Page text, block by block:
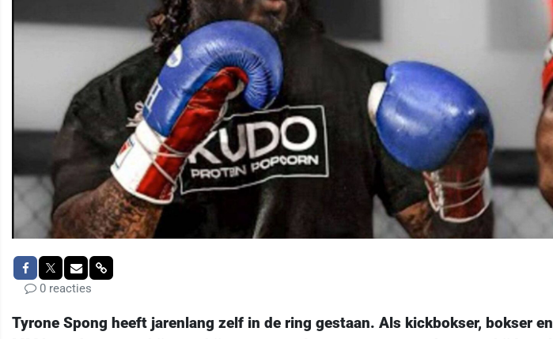
0 reacties
Tyrone Spong heeft jarenlang zelf in de ring gestaan. Als kickbokser, bokser en